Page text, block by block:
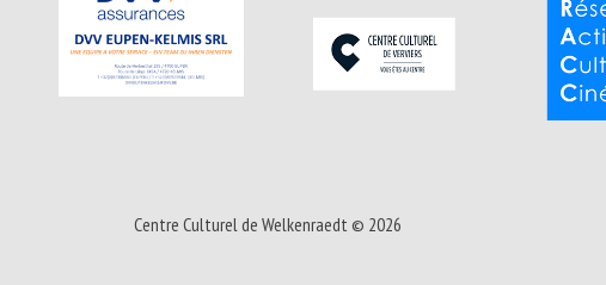
Centre Culturel de Welkenraedt © 2026